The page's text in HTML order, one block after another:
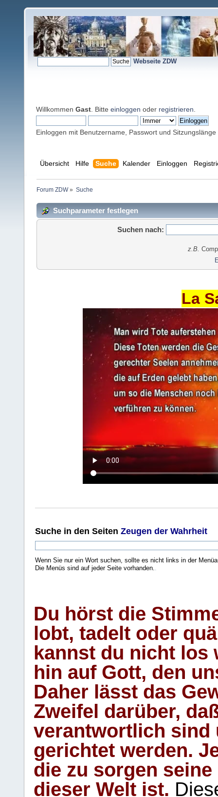
Webseite ZDW
Willkommen Gast . Bitte einloggen oder registrieren
Einloggen mit Benutzername, Passwort und Sitzungslänge
Übersicht Hilfe Suche Kalender Einloggen
Forum ZDW» Suche
Suchparameter festlegen
Suchen nach:
z.B.
La
Suche in den Seiten Zeugen der Wahrheit
Wenn Sie nur ein Wort suchen, sollte es nicht links in der
Die Menüs sind auf jeder Seite vorhanden..
Du hörst die
lobt, tadelt oder
kannst du nicht los
hin auf Gott, den
Daher lässt das
Zweifel darüber,
verantwortlich sind
gerichtet werden.
die zu sorgen
dieser Welt ist.